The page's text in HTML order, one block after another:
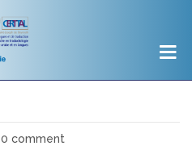
0 comment